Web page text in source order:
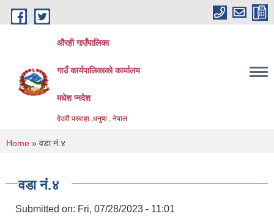
Skip to main content
औरही गाउँपालिका
गाउँ कार्यपालिकाको कार्यालय
मधेश प्नदेश
देउरी परवाहा ,धनुषा , नेपाल
You are here
Home » वडा नंं.४
वडा नंं.४
Submitted on: Fri, 07/28/2023 - 11:01